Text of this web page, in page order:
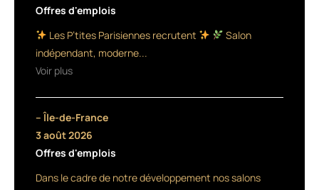
adage
qui
doit
guider
coiffeur
dès
Offres d'emplois
Les P’tites Parisiennes recrutent
Salon
indépendant, moderne...
Voir plus
– Île-de-France
3 août 2026
Offres d'emplois
Dans le cadre de notre développement nos salons